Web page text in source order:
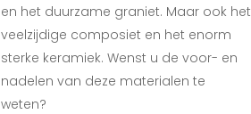
en het duurzame graniet. Maar ook het
veelzijdige composiet en het enorm
sterke keramiek. Wenst u de voor- en
nadelen van deze materialen te
weten?